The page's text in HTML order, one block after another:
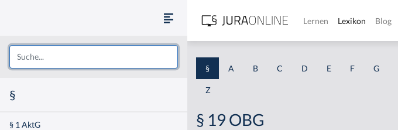
§
§ 1 AktG
Lernen Lexikon Blog
§ A B C D E F G
Z
§ 19 OBG